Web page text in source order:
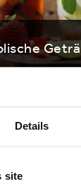
Details
site